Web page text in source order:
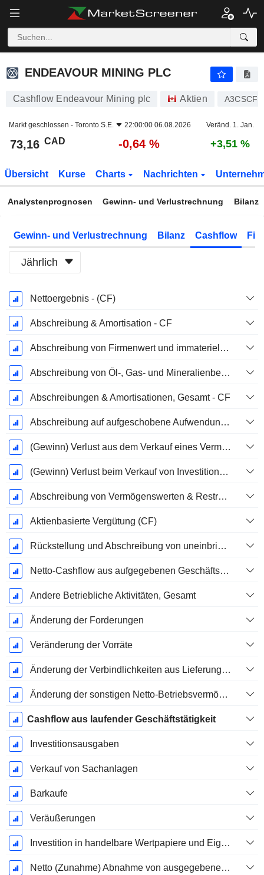
ENDEAVOUR MINING PLC
ENDEAVOUR MINING PLC
Cashflow Endeavour Mining plc Aktien A3CSCF
Markt geschlossen - Toronto S.E. 22:00:00 06.08.2026 Veränd. 1. Jan.
73,16 CAD -0,64 % +3,51 %
Übersicht Kurse Charts Nachrichten
Analystenprognosen Gewinn- und Verlustrechnung Bilanz
Gewinn- und Verlustrechnung Bilanz Cashflow
Jährlich
Ende d.
Geschäftsjahres:
Dezember
Nettoergebnis - (CF)
Abschreibung & Amortisation - CF
Abschreibung von Firmenwert und immateriellen Vermögenswerten - (CF) - (Modellspezifisch)
Abschreibung von Öl-, Gas- und Mineralienbesitztümern - (CF)
Abschreibungen & Amortisationen, Gesamt - CF
Abschreibung auf aufgeschobene Aufwendungen, Gesamt - (CF)
(Gewinn) Verlust aus dem Verkauf eines Vermögenswerts
(Gewinn) Verlust beim Verkauf von Investitionen - (CF)
Abschreibung von Vermögenswerten & Restrukturierungskosten
Aktienbasierte Vergütung (CF)
Rückstellung und Abschreibung von uneinbringlichen Forderungen
Netto-Cashflow aus aufgegebenen Geschäftsbereichen
Andere Betriebliche Aktivitäten, Gesamt
Änderung der Forderungen
Veränderung der Vorräte
Änderung der Verbindlichkeiten aus Lieferungen und Leistungen
Änderung der sonstigen Netto-Betriebsvermögen
Cashflow aus laufender Geschäftstätigkeit
Investitionsausgaben
Verkauf von Sachanlagen
Barkaufe
Veräußerungen
Investition in handelbare Wertpapiere und Eigenkapitalinstrumente, Gesamt
Netto (Zunahme) Abnahme von ausgegebenen / verkauften Krediten - Investition